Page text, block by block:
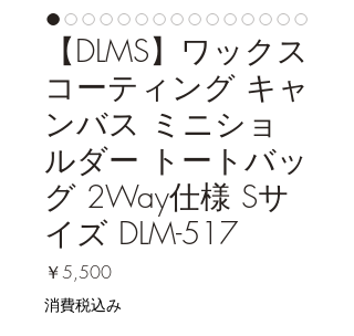
【DLMS】ワックス
コーティング キャ
ンバス ミニショ
ルダー トートバッ
グ 2Way仕様 Sサ
イズ DLM-517
￥5,500価
格
消費税込み